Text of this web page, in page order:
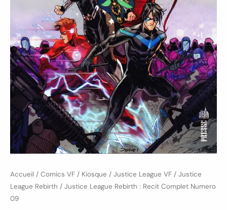
Accueil / Comics VF / Kiosque / Justice League VF / Justice
League Rebirth / Justice League Rebirth : Recit Complet Numero
09